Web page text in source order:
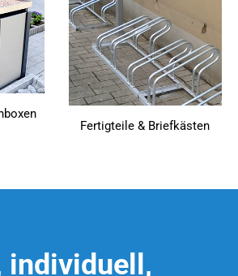
Fertigteile & Briefkästen
individuell,